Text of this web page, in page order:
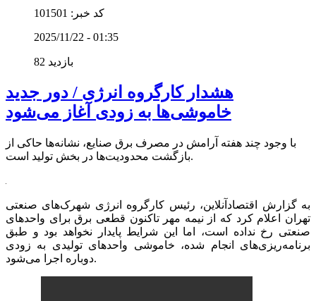
کد خبر: 101501
2025/11/22 - 01:35
82 بازدید
هشدار کارگروه انرژی / دور جدید
خاموشی‌ها به زودی آغاز می‌شود
با وجود چند هفته آرامش در مصرف برق صنایع، نشانه‌ها حاکی از
بازگشت محدودیت‌ها در بخش تولید است.
به گزارش اقتصادآنلاین، رئیس کارگروه انرژی شهرک‌های صنعتی
تهران اعلام کرد که از نیمه مهر تاکنون قطعی برق برای واحدهای
صنعتی رخ نداده است، اما این شرایط پایدار نخواهد بود و طبق
برنامه‌ریزی‌های انجام‌ شده، خاموشی واحدهای تولیدی به‌ زودی
دوباره اجرا می‌شود.